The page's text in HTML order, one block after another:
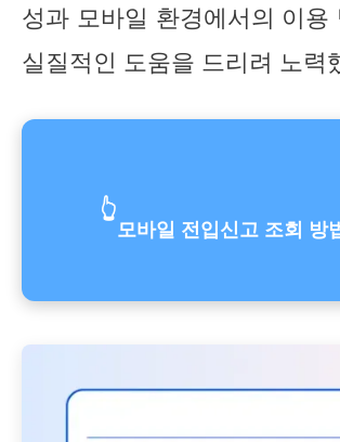
성과 모바일 환경에서의 이용
실질적인 도움을 드리려 노력
👆
모바일 전입신고 조회 방